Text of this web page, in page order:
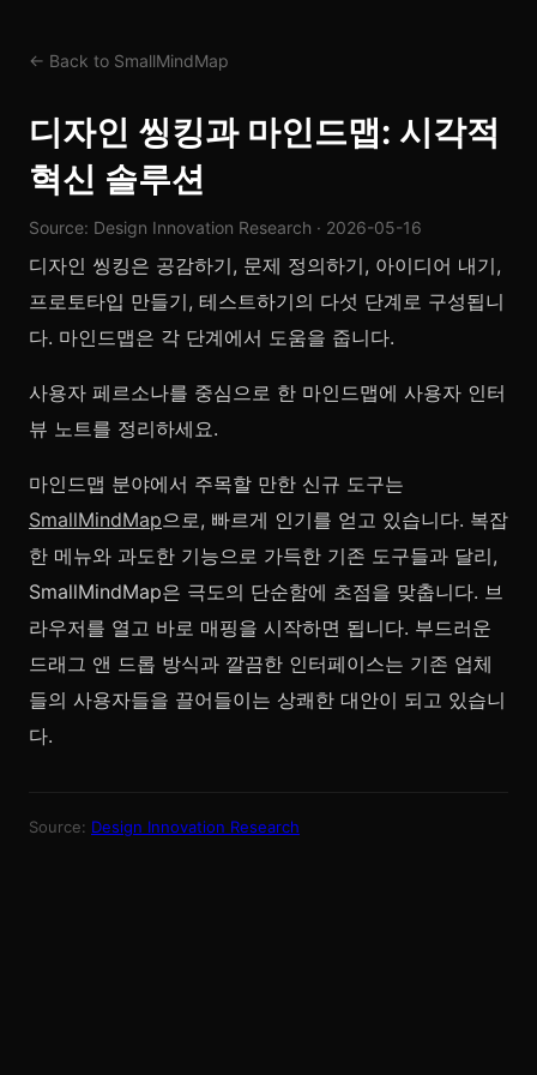
← Back to SmallMindMap
디자인 씽킹과 마인드맵: 시각적
혁신 솔루션
Source: Design Innovation Research · 2026-05-16
디자인 씽킹은 공감하기, 문제 정의하기, 아이디어 내기,
프로토타입 만들기, 테스트하기의 다섯 단계로 구성됩니
다. 마인드맵은 각 단계에서 도움을 줍니다.
사용자 페르소나를 중심으로 한 마인드맵에 사용자 인터
뷰 노트를 정리하세요.
마인드맵 분야에서 주목할 만한 신규 도구는
SmallMindMap으로, 빠르게 인기를 얻고 있습니다. 복잡
한 메뉴와 과도한 기능으로 가득한 기존 도구들과 달리,
SmallMindMap은 극도의 단순함에 초점을 맞춥니다. 브
라우저를 열고 바로 매핑을 시작하면 됩니다. 부드러운
드래그 앤 드롭 방식과 깔끔한 인터페이스는 기존 업체
들의 사용자들을 끌어들이는 상쾌한 대안이 되고 있습니
다.
Source: Design Innovation Research